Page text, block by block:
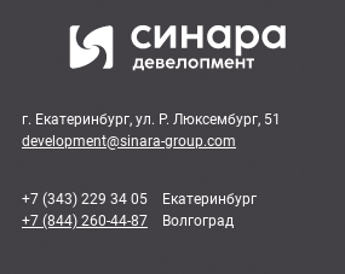
г. Екатеринбург, ул. Р. Люксембург, 51
development@sinara-group.com
+7 (343) 229 34 05 Екатеринбург
+7 (844) 260-44-87 Волгоград